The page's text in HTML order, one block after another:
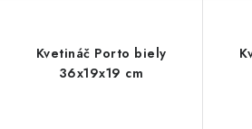
Kvetináč Porto biely
36x19x19 cm